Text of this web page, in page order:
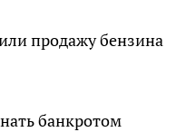
продажу бензина
банкротом